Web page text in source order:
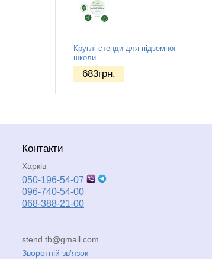
Круглі стенди для підземної
школи
683грн.
Контакти
Харків
050-196-54-07
096-740-54-00
068-388-21-00
stend.tb@gmail.com
Зворотній зв'язок